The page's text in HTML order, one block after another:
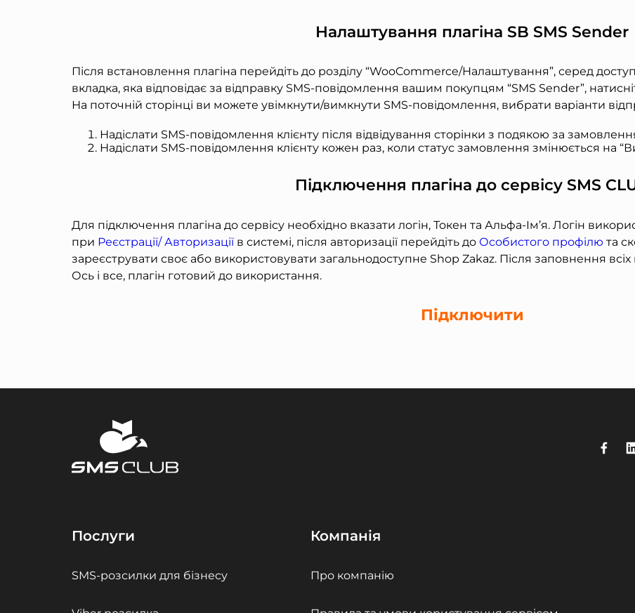
Налаштування плагіна SB SMS Sender
Після встановлення плагіна перейдіть до розділу “WooCommerce/Налаштування”, серед
вкладка, яка відповідає за відправку SMS-повідомлення вашим покупцям “SMS Sender”,
На поточній сторінці ви можете увімкнути/вимкнути SMS-повідомлення, вибрати варіанти
Надіслати SMS-повідомлення клієнту після відвідування сторінки з подякою за
Надіслати SMS-повідомлення клієнту кожен раз, коли статус замовлення змінюється на
Підключення плагіна до сервісу SMS
Для підключення плагіна до сервісу необхідно вказати логін, Токен та Альфа-Ім’я. Логін
при Реєстрації/ Авторизації в системі, після авторизації перейдіть до Особистого профілю та
зареєструвати своє або використовувати загальнодоступне Shop Zakaz. Після заповнення
Ось і все, плагін готовий до використання.
Підключити
Послуги
SMS-розсилки для бізнесу
Компанія
Про компанію